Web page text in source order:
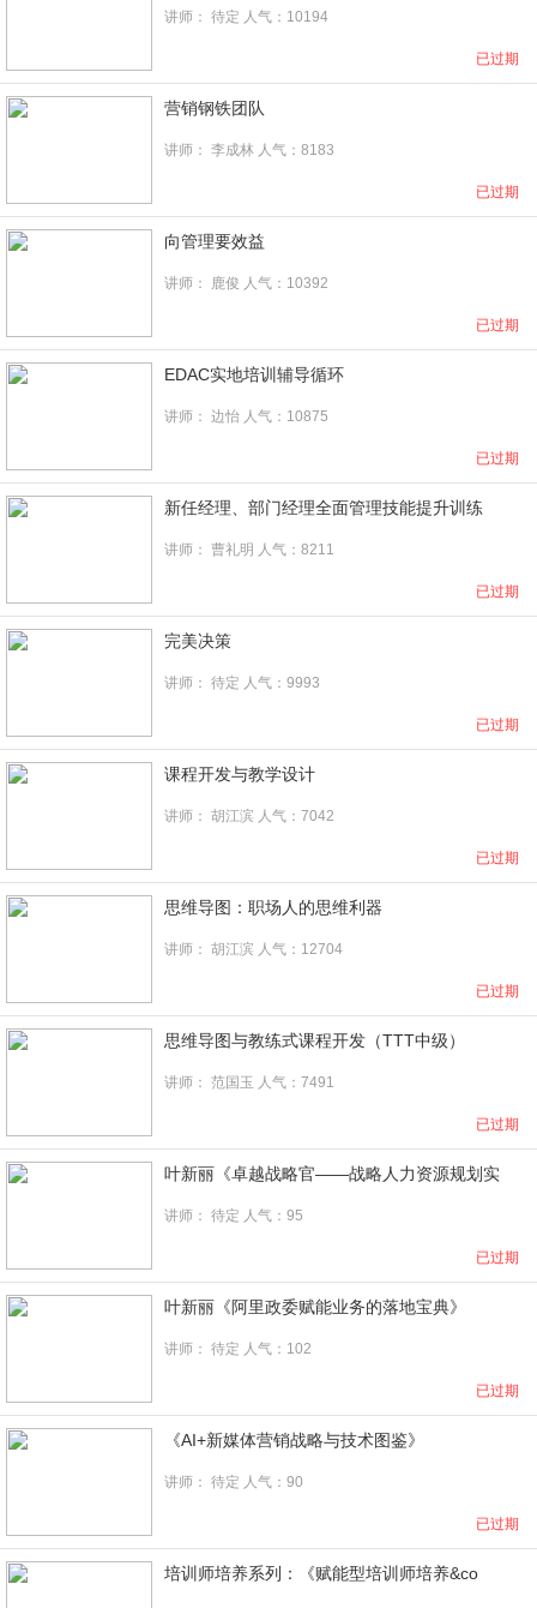
讲师： 待定 人气：10194
已过期
营销钢铁团队
讲师： 李成林 人气：8183
已过期
向管理要效益
讲师： 鹿俊 人气：10392
已过期
EDAC实地培训辅导循环
讲师： 边怡 人气：10875
已过期
新任经理、部门经理全面管理技能提升训练
讲师： 曹礼明 人气：8211
已过期
完美决策
讲师： 待定 人气：9993
已过期
课程开发与教学设计
讲师： 胡江滨 人气：7042
已过期
思维导图：职场人的思维利器
讲师： 胡江滨 人气：12704
已过期
思维导图与教练式课程开发（TTT中级）
讲师： 范国玉 人气：7491
已过期
叶新丽《卓越战略官――战略人力资源规划实
讲师： 待定 人气：95
已过期
叶新丽《阿里政委赋能业务的落地宝典》
讲师： 待定 人气：102
已过期
《AI+新媒体营销战略与技术图鉴》
讲师： 待定 人气：90
已过期
培训师培养系列：《赋能型培训师培养&co